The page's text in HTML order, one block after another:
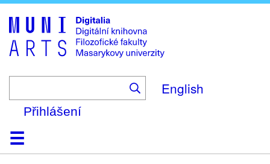
to
main
content
English
Přihlášení
DomůKolekce
Prohlížení
Vyhledávání
O platformě
Nápověda
KontaktDigitalia